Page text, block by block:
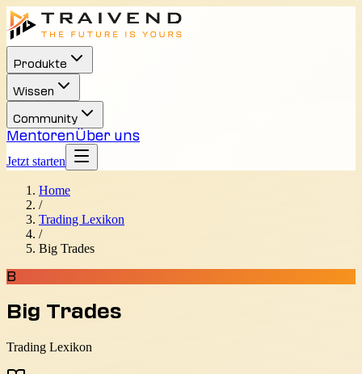
Produkte
Wissen
Community
MentorenÜber uns
Jetzt starten
Home
/
Trading Lexikon
/
Big Trades
B
Big Trades
Trading Lexikon